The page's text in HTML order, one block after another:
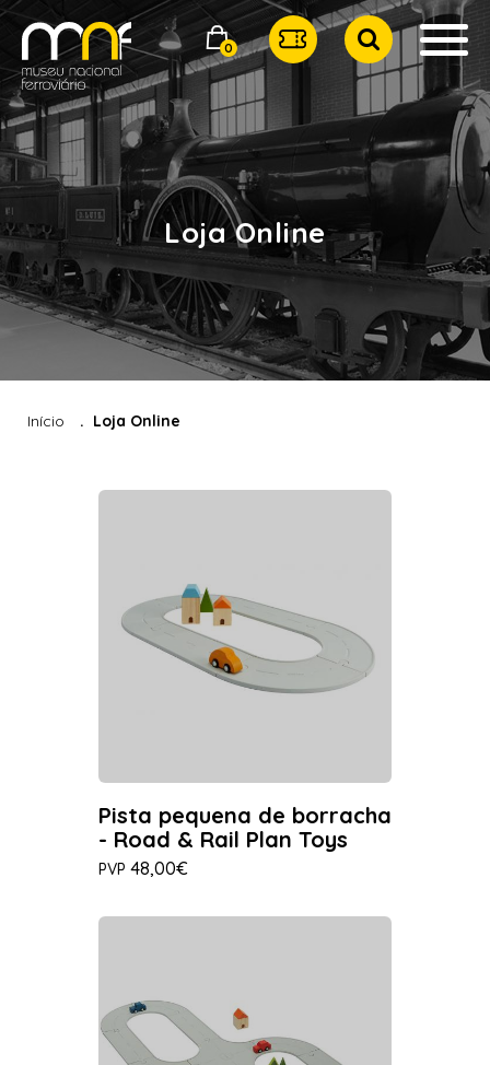
0
Loja Online
Início Loja Online
Pista pequena de borracha
- Road & Rail Plan Toys
PVP 48,00€